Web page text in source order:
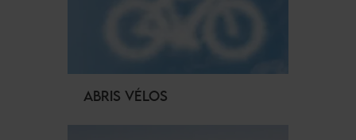
ABRIS VÉLOS